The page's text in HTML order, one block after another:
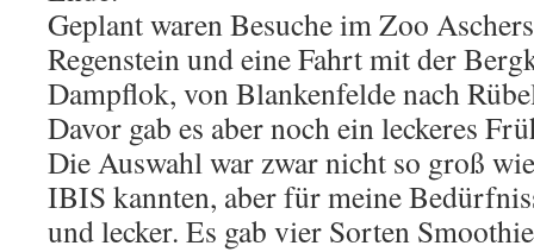
Geplant waren Besuche im Zoo
Regenstein und eine Fahrt mit der
Dampflok, von Blankenfelde nach
Davor gab es aber noch ein leckeres
Die Auswahl war zwar nicht so groß
IBIS kannten, aber für meine
und lecker. Es gab vier Sorten